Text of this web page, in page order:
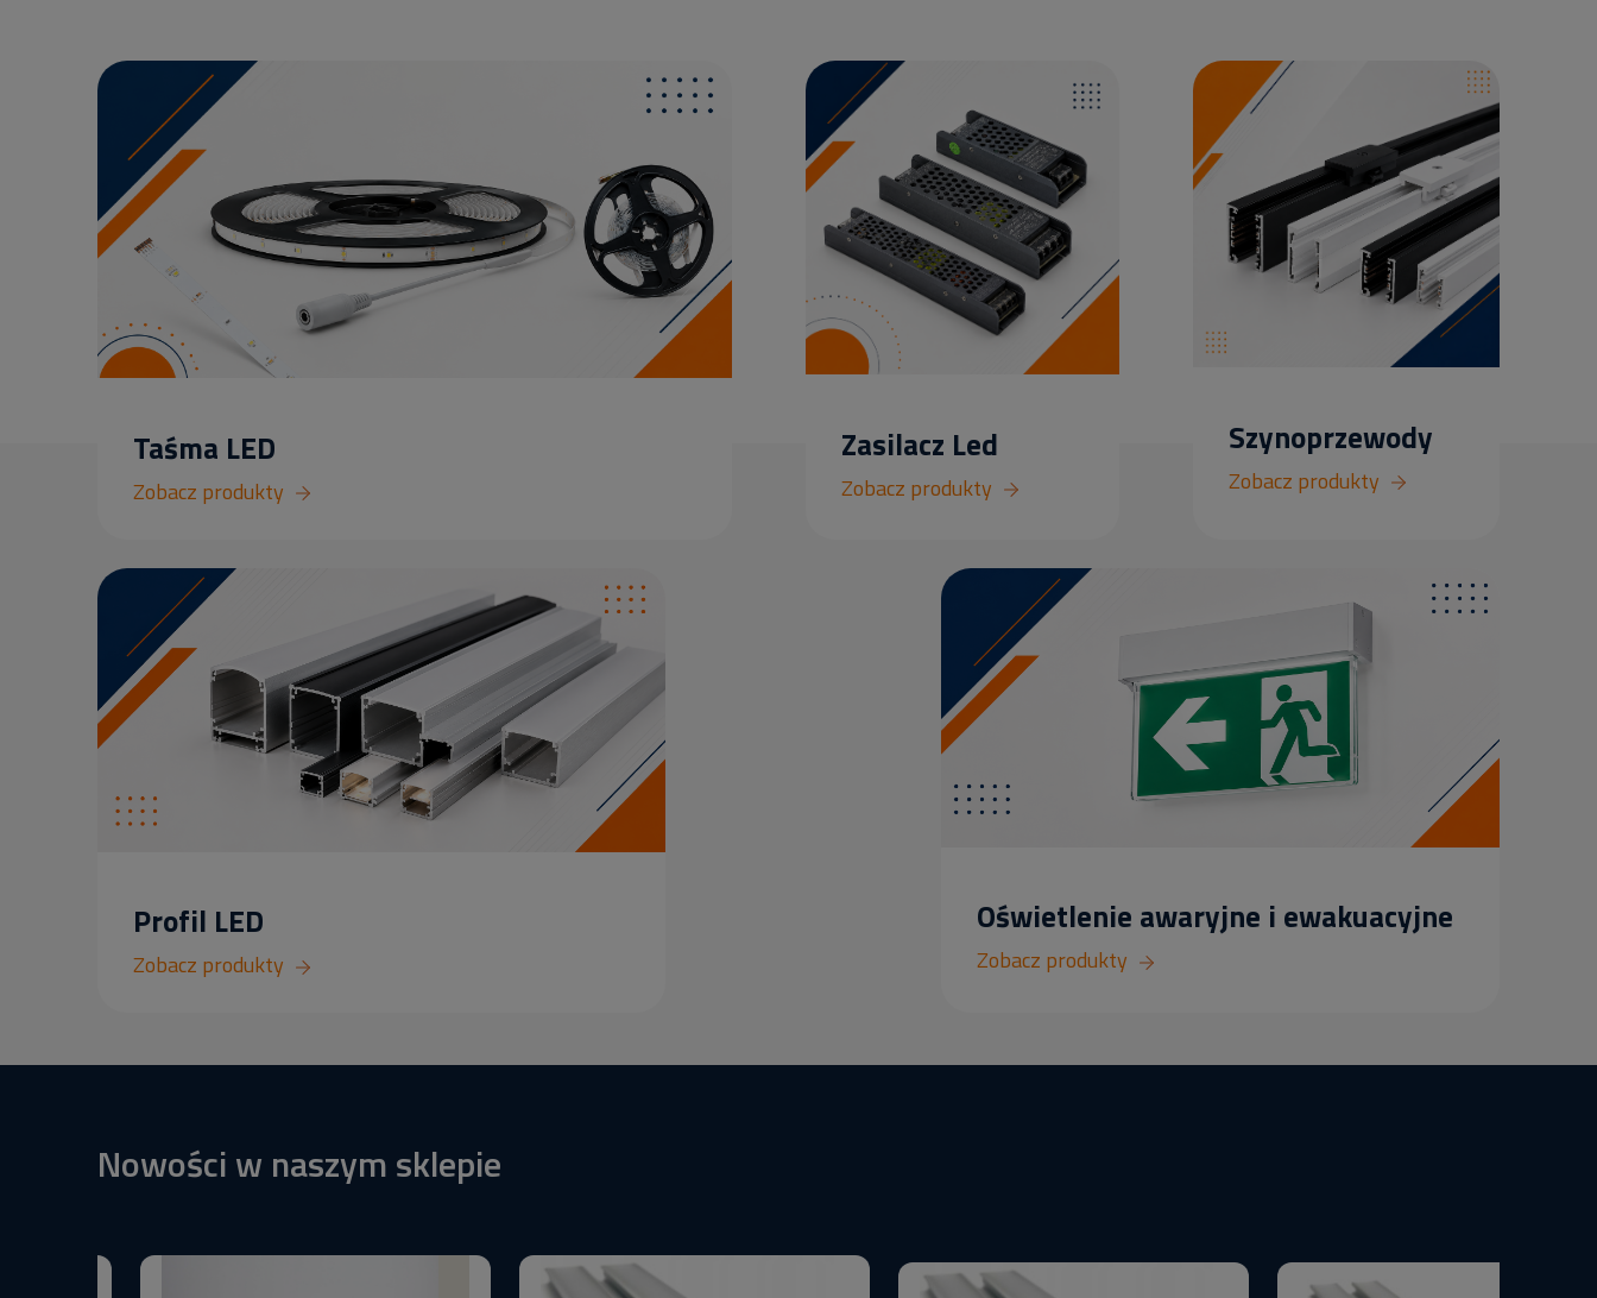
Taśma LED
Zobacz produkty
Zasilacz Led
Zobacz produkty
Szynoprzewody
Zobacz produkty
Profil LED
Zobacz produkty
Oświetlenie awaryjne i ewakuacyjne
Zobacz produkty
Nowości w naszym sklepie